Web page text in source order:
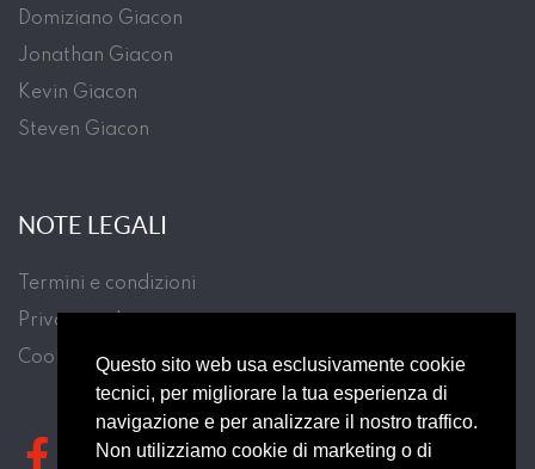
Questo sito web usa esclusivamente cookie
tecnici, per migliorare la tua esperienza di
navigazione e per analizzare il nostro traffico.
Non utilizziamo cookie di marketing o di
Domiziano Giacon
Jonathan Giacon
Kevin Giacon
Steven Giacon
NOTE LEGALI
Termini e condizioni
Privacy policy
Cookie Law